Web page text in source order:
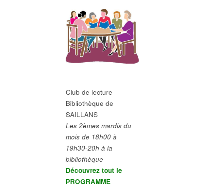
Club de lecture
Bibliothèque de
SAILLANS
Les 2èmes mardis du
mois de 18h00 à
19h30-20h à la
bibliothèque
Découvrez tout le
PROGRAMME